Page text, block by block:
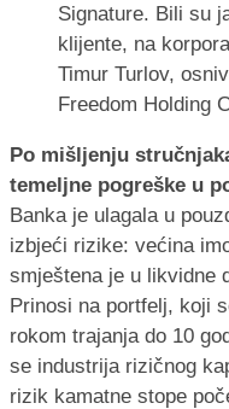
Signature. Bili su
klijente, na
Timur Turlov,
Freedom Holding
Po mišljenju
temeljne pogreške u
Banka je ulagala u
izbjeći rizike: većina
smještena je u likvidne
Prinosi na portfelj, koji
rokom trajanja do 10
se industrija rizičnog
rizik kamatne stope